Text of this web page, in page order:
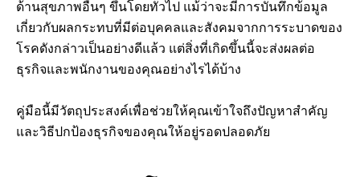
ด้านสุขภาพอื่นๆ ขึ้นโดยทั่วไป แม้ว่าจะมีการบันทึกข้อมูล
เกี่ยวกับผลกระทบที่มีต่อบุคคลและสังคมจากการระบาดของ
โรคดังกล่าวเป็นอย่างดีแล้ว แต่สิ่งที่เกิดขึ้นนี้จะส่งผลต่อ
ธุรกิจและพนักงานของคุณอย่างไรได้บ้าง
คู่มือนี้มีวัตถุประสงค์เพื่อช่วยให้คุณเข้าใจถึงปัญหาสำคัญ
และวิธีปกป้องธุรกิจของคุณให้อยู่รอดปลอดภัย